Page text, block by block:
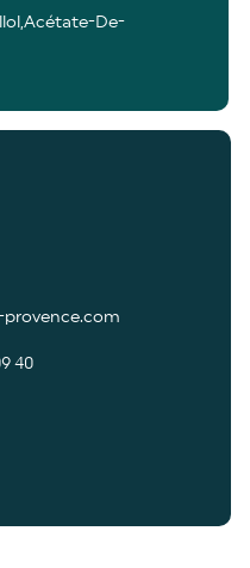
De-
provence.com
40